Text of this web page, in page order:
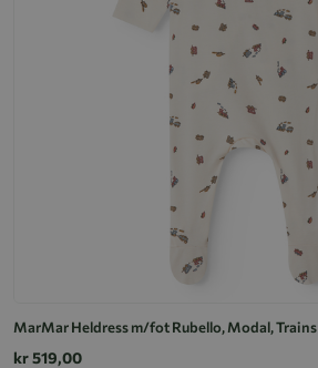
MarMar Heldress m/fot Rubello, Modal, Trains
kr 519,00